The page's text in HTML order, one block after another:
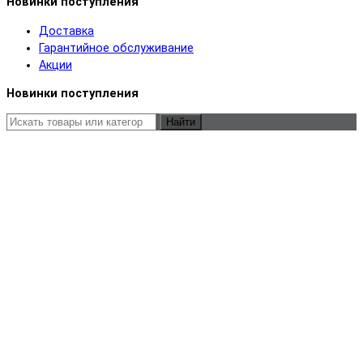
Доставка
Гарантийное обслуживание
Акции
Новинки поступления
Найти